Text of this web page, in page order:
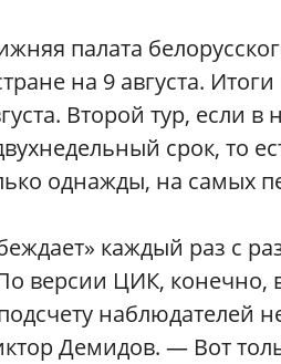
палата
на 9 августа.
Второй тур, если
срок, то
однажды, на самых
каждый раз с
версии ЦИК, конечно,
наблюдателей
Демидов. — Вот